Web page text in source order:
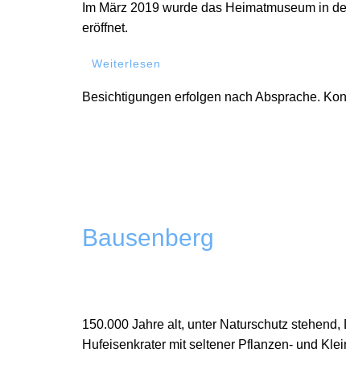
Im März 2019 wurde das Heimatmuseum in
eröffnet.
Weiterlesen
Besichtigungen erfolgen nach Absprache.
Bausenberg
150.000 Jahre alt, unter Naturschutz
Hufeisenkrater mit seltener Pflanzen- und